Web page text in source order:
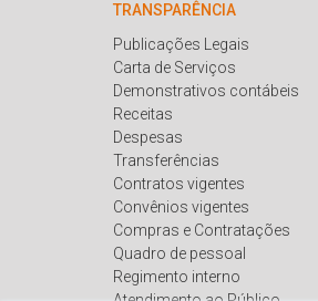
TRANSPARÊNCIA
Publicações Legais
Carta de Serviços
Demonstrativos contábeis
Receitas
Despesas
Transferências
Contratos vigentes
Convênios vigentes
Compras e Contratações
Quadro de pessoal
Regimento interno